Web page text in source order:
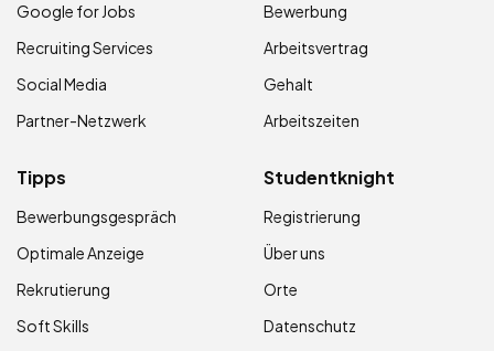
Google for Jobs
Recruiting Services
Social Media
Partner-Netzwerk
Bewerbung
Arbeitsvertrag
Gehalt
Arbeitszeiten
Tipps
Bewerbungsgespräch
Optimale Anzeige
Rekrutierung
Soft Skills
Studentknight
Registrierung
Über uns
Orte
Datenschutz